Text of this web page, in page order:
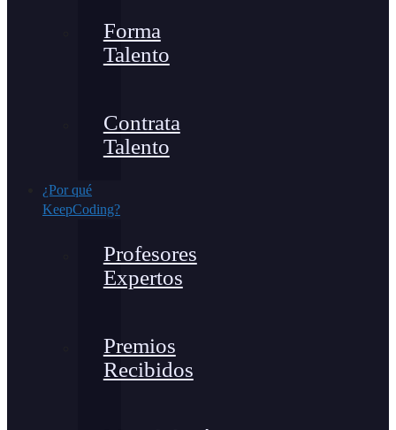
Forma
Talento
Contrata
Talento
¿Por qué
KeepCoding?
Profesores
Expertos
Premios
Recibidos